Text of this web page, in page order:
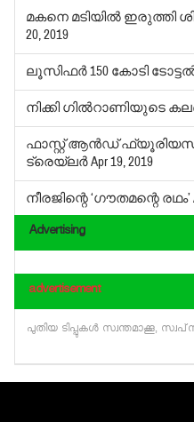
മകനെ മടിയില്‍ ഇരുത്തി
20, 2019
ലൂസിഫര്‍ 150 കോടി
നിക്കി ഗില്‍റാണിയുടെ
ഫാസ്റ്റ് ആന്‍ഡ്
ട്രെയ്‌ലര്‍Apr 19, 2019
നീരജിന്റെ ‘ഗൗതമന്റെ രഥം’
Advertising
advertisement
പുതിയ ടിപ്പുകള്‍ സ്വന്തമാക്കൂ,